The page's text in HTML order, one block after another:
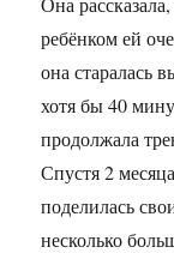
ребёнком ей
она старалась
хотя бы 40
продолжала
Спустя 2
поделилась
несколько